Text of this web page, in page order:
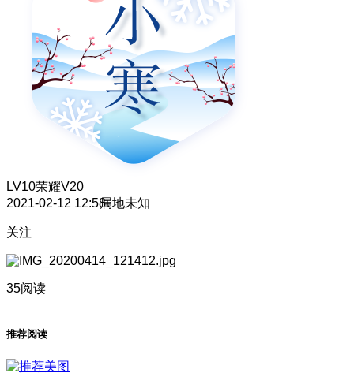
LV10荣耀V20
2021-02-12 12:58属地未知
关注
35阅读
推荐阅读